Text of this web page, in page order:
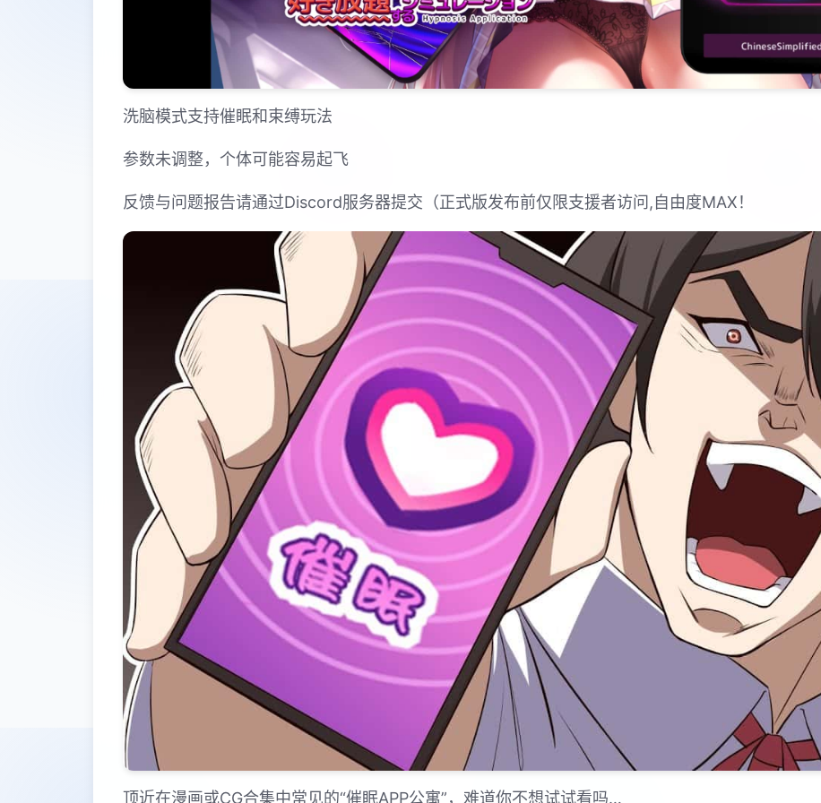
洗脑模式支持催眠和束缚玩法
参数未调整，个体可能容易起飞
反馈与问题报告请通过Discord服务器提交（正式版发布前仅限支援者访问,自由度MAX！
顶近在漫画或CG合集中常见的“催眠APP公寓”，难道你不想试试看吗…